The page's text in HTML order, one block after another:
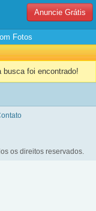
Anuncie Grátis
Fotos
busca foi encontrado!
os direitos reservados.